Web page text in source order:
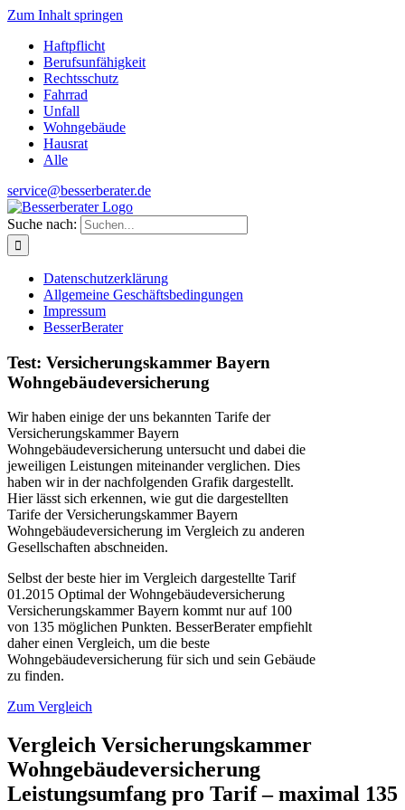
Zum Inhalt springen
Haftpflicht
Berufsunfähigkeit
Rechtsschutz
Fahrrad
Unfall
Wohngebäude
Hausrat
Alle
service@besserberater.de
Suche nach:
Datenschutzerklärung
Allgemeine Geschäftsbedingungen
Impressum
BesserBerater
Test: Versicherungskammer Bayern
Wohngebäudeversicherung
Wir haben einige der uns bekannten Tarife der
Versicherungskammer Bayern
Wohngebäudeversicherung untersucht und dabei die
jeweiligen Leistungen miteinander verglichen. Dies
haben wir in der nachfolgenden Grafik dargestellt.
Hier lässt sich erkennen, wie gut die dargestellten
Tarife der Versicherungskammer Bayern
Wohngebäudeversicherung im Vergleich zu anderen
Gesellschaften abschneiden.
Selbst der beste hier im Vergleich dargestellte Tarif
01.2015 Optimal der Wohngebäudeversicherung
Versicherungskammer Bayern kommt nur auf 100
von 135 möglichen Punkten. BesserBerater empfiehlt
daher einen Vergleich, um die beste
Wohngebäudeversicherung für sich und sein Gebäude
zu finden.
Zum Vergleich
Vergleich Versicherungskammer
Wohngebäudeversicherung
Leistungsumfang pro Tarif – maximal 135